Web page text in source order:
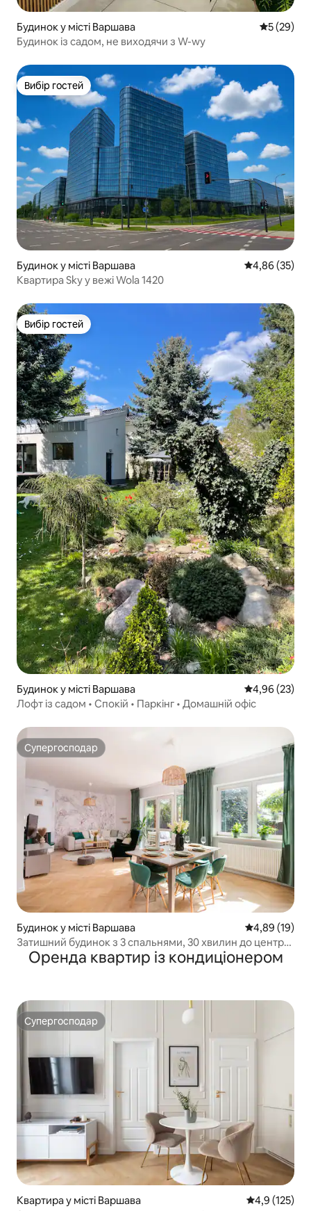
Будинок у місті Варшава Середня
5 (29)
Будинок із садом, не виходячи з W-wy
Вибір гостей
Вибір гостей
Будинок у місті Варшава Середня
4,86 (35)
Квартира Sky у вежі Wola 1420
Вибір гостей
Вибір гостей
Будинок у місті Варшава Середня
4,96 (23)
Лофт із садом • Спокій • Паркінг • Домашній офіс
Супергосподар
Супергосподар
Будинок у місті Варшава Середня
4,89 (19)
Затишний будинок з 3 спальнями, 30 хвилин до центру,
сад, камін
Оренда квартир із кондиціонером
Супергосподар
Супергосподар
Квартира у місті Варшава Середня
4,9 (125)